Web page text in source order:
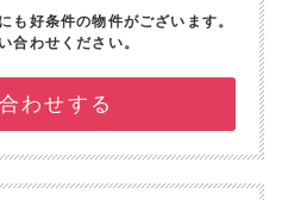
も好条件の物件がございます。
合わせください。
わせする